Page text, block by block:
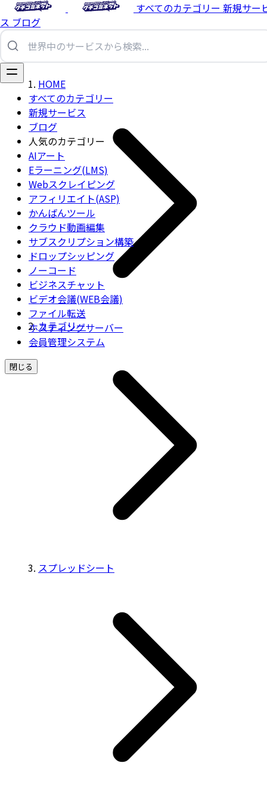
すべてのカテゴリー 新規サー
ス ブログ
すべてのカテゴリー
新規サービス
ブログ
人気のカテゴリー
AIアート
Eラーニング(LMS)
Webスクレイピング
アフィリエイト(ASP)
かんばんツール
クラウド動画編集
サブスクリプション構築
ドロップシッピング
ノーコード
ビジネスチャット
ビデオ会議(WEB会議)
ファイル転送
ホスティングサーバー
会員管理システム
閉じる
HOME
カテゴリー
スプレッドシート